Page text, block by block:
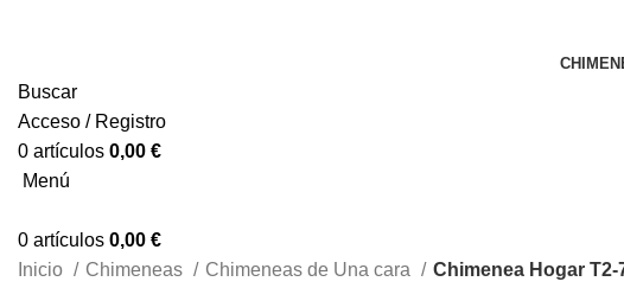
Buscar
Acceso / Registro
0 artículos 0,00 €
Menú
0 artículos 0,00 €
Inicio
Chimeneas Chimeneas de Una cara
Chimenea Hogar